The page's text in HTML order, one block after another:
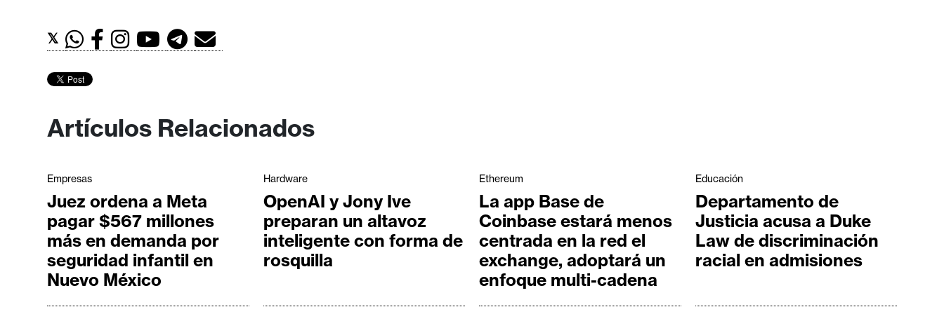
𝕏
Artículos Relacionados
Empresas
Juez ordena a Meta
pagar $567 millones
más en demanda por
seguridad infantil en
Nuevo México
Hardware
OpenAI y Jony Ive
preparan un altavoz
inteligente con forma de
rosquilla
Ethereum
La app Base de
Coinbase estará menos
centrada en la red el
exchange, adoptará un
enfoque multi-cadena
Educación
Departamento de
Justicia acusa a Duke
Law de discriminación
racial en admisiones